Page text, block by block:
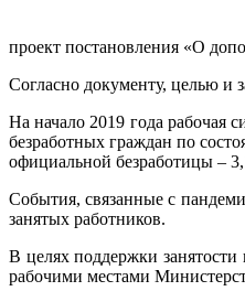
проект постановления «О
Согласно документу, целью и
На начало 2019 года рабочая
безработных граждан по
официальной безработицы –
События, связанные с
занятых работников.
В целях поддержки
рабочими местами